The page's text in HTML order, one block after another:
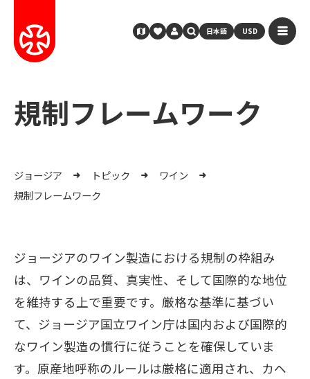
日本語 USD
規制フレームワーク
ジョージア トピック
ワイン
規制フレームワーク
ジョージアのワイン製造における規制の枠組み
は、ワインの品質、真実性、そして国際的な地位
を維持する上で重要です。厳格な基準に基づい
て、ジョージア国立ワイン庁は国内および国際的
なワイン製造の慣行に従うことを確保していま
す。原産地呼称のルールは厳格に適用され、カヘ